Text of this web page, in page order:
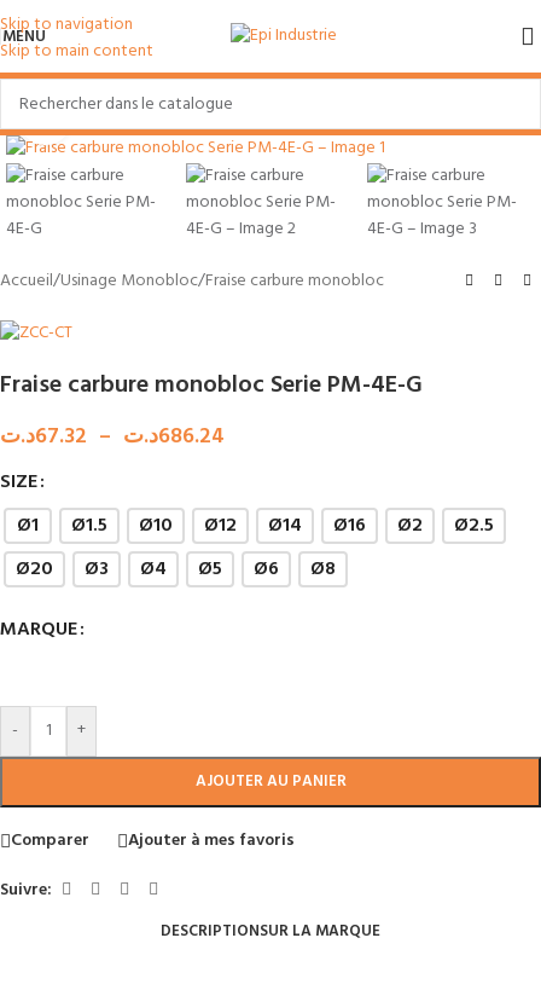
Skip to navigation
Skip to main content
MENU
Accueil/Usinage Monobloc/Fraise carbure monobloc
Fraise carbure monobloc Serie PM-4E-G
67.32د.ت – 686.24د.ت
SIZE
Ø1
Ø1.5 Ø10 Ø12 Ø14 Ø16 Ø2
Ø2.5
Ø20
Ø3 Ø4 Ø5 Ø6
Ø8
MARQUE
- +
AJOUTER AU PANIER
Comparer
Ajouter à mes favoris
Suivre:
DESCRIPTIONSUR LA MARQUE